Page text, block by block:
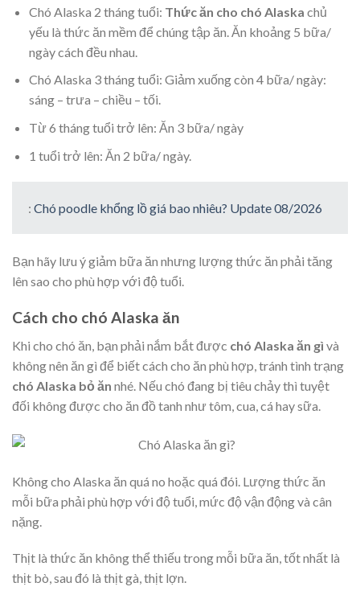
Chó Alaska 2 tháng tuổi: Thức ăn cho chó Alaska chủ
yếu là thức ăn mềm để chúng tập ăn. Ăn khoảng 5 bữa/
ngày cách đều nhau.
Chó Alaska 3 tháng tuổi: Giảm xuống còn 4 bữa/ ngày:
sáng – trưa – chiều – tối.
Từ 6 tháng tuổi trở lên: Ăn 3 bữa/ ngày
1 tuổi trở lên: Ăn 2 bữa/ ngày.
: Chó poodle khổng lồ giá bao nhiêu? Update 08/2026
Bạn hãy lưu ý giảm bữa ăn nhưng lượng thức ăn phải tăng
lên sao cho phù hợp với độ tuổi.
Cách cho chó Alaska ăn
Khi cho chó ăn, bạn phải nắm bắt được chó Alaska ăn gì và
không nên ăn gì để biết cách cho ăn phù hợp, tránh tình trạng
chó Alaska bỏ ăn nhé. Nếu chó đang bị tiêu chảy thì tuyệt
đối không được cho ăn đồ tanh như tôm, cua, cá hay sữa.
Không cho Alaska ăn quá no hoặc quá đói. Lượng thức ăn
mỗi bữa phải phù hợp với độ tuổi, mức độ vận động và cân
nặng.
Thịt là thức ăn không thể thiếu trong mỗi bữa ăn, tốt nhất là
thịt bò, sau đó là thịt gà, thịt lợn.